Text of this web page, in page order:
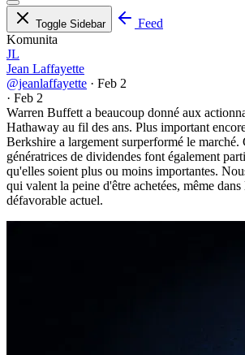
Toggle Sidebar
Feed
Komunita
JL
Jean Laffayette
@jeanlaffayette · Feb 2
· Feb 2
Warren Buffett a beaucoup donné aux
Hathaway au fil des ans. Plus important
Berkshire a largement surperformé le marché.
génératrices de dividendes font également
qu'elles soient plus ou moins importantes.
qui valent la peine d'être achetées, même
défavorable actuel.